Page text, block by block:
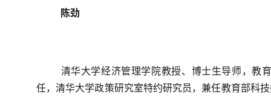
陈劲
清华大学经济管理学院教授、博士生导师，
任，清华大学政策研究室特约研究员，兼任教育部科